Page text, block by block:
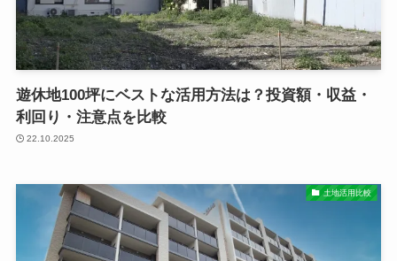
遊休地100坪にベストな活用方法は？投資額・収益・
利回り・注意点を比較
22.10.2025
土地活用比較